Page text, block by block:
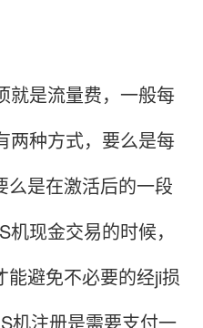
是流量费，一般每
两种方式，要么是每
么是在激活后的一段
现金交易的时候，
避免不必要的经ji损
机注册是需要支付一